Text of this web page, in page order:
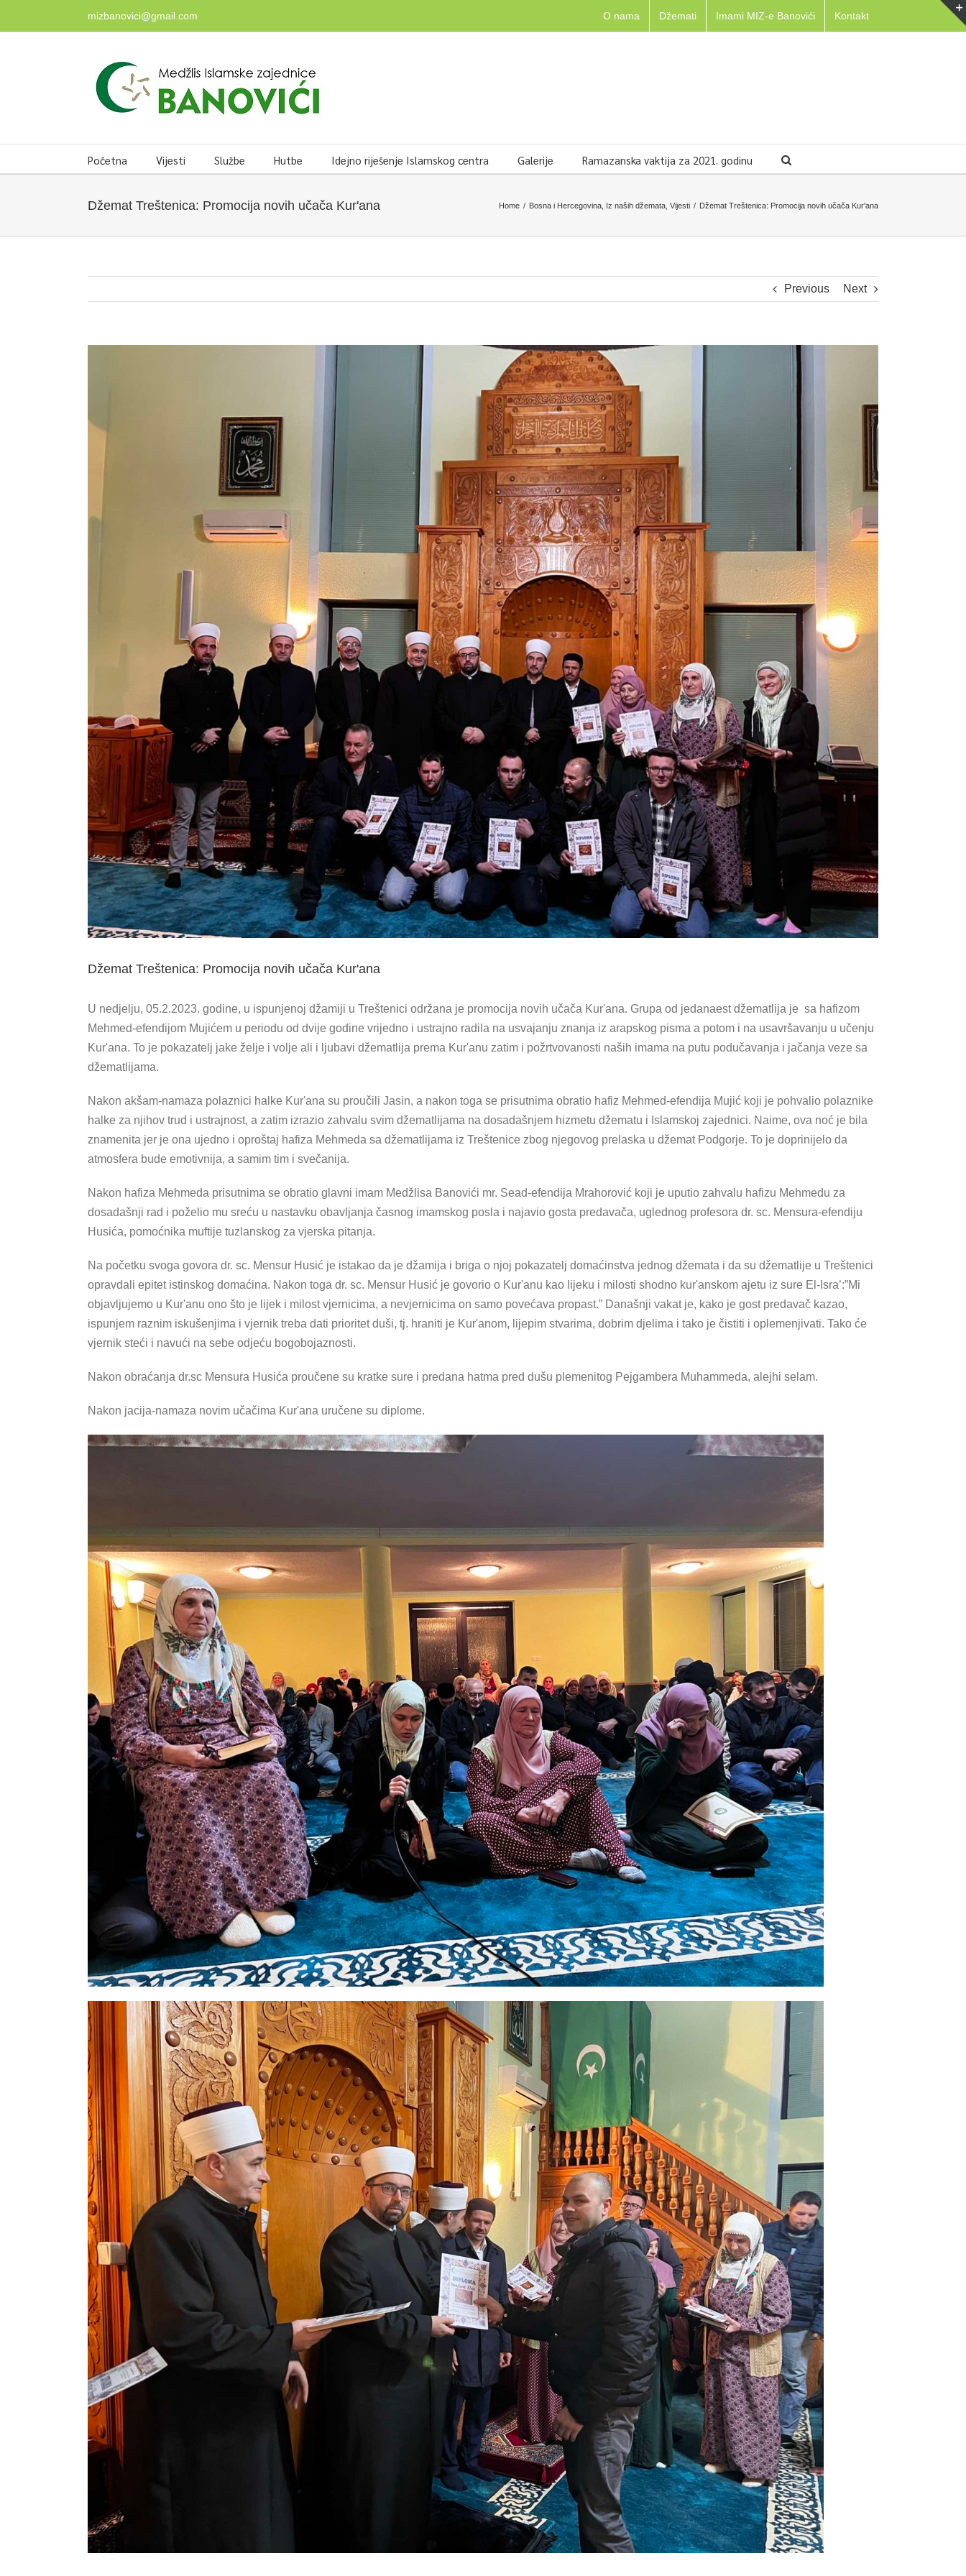
mizbanovici@gmail.com O nama Džemati Imami MIZ-e Banovići Kontakt
Početna Vijesti Službe Hutbe Idejno riješenje Islamskog centra Galerije Ramazanska vaktija za 2021. godinu
Džemat Treštenica: Promocija novih učača Kur'ana Home / Bosna i Hercegovina Iz naših džemata Vijesti / Džemat Treštenica: Promocija novih učača Kur'ana
Previous Next
Džemat Treštenica: Promocija novih učača Kur'ana
U nedjelju, 05.2.2023. godine, u ispunjenoj džamiji u Treštenici održana je promocija novih učača Kur'ana. Grupa od jedanaest džematlija je sa hafizom
Mehmed-efendijom Mujićem u periodu od dvije godine vrijedno i ustrajno radila na usvajanju znanja iz arapskog pisma a potom i na usavršavanju u učenju
Kur'ana. To je pokazatelj jake želje i volje ali i ljubavi džematlija prema Kur'anu zatim i požrtvovanosti naših imama na putu podučavanja i jačanja veze sa
džematlijama.
Nakon akšam-namaza polaznici halke Kur'ana su proučili Jasin, a nakon toga se prisutnima obratio hafiz Mehmed-efendija Mujić koji je pohvalio polaznike
halke za njihov trud i ustrajnost, a zatim izrazio zahvalu svim džematlijama na dosadašnjem hizmetu džematu i Islamskoj zajednici. Naime, ova noć je bila
znamenita jer je ona ujedno i oproštaj hafiza Mehmeda sa džematlijama iz Treštenice zbog njegovog prelaska u džemat Podgorje. To je doprinijelo da
atmosfera bude emotivnija, a samim tim i svečanija.
Nakon hafiza Mehmeda prisutnima se obratio glavni imam Medžlisa Banovići mr. Sead-efendija Mrahorović koji je uputio zahvalu hafizu Mehmedu za
dosadašnji rad i poželio mu sreću u nastavku obavljanja časnog imamskog posla i najavio gosta predavača, uglednog profesora dr. sc. Mensura-efendiju
Husića, pomoćnika muftije tuzlanskog za vjerska pitanja.
Na početku svoga govora dr. sc. Mensur Husić je istakao da je džamija i briga o njoj pokazatelj domaćinstva jednog džemata i da su džematlije u Treštenici
opravdali epitet istinskog domaćina. Nakon toga dr. sc. Mensur Husić je govorio o Kur'anu kao lijeku i milosti shodno kur'anskom ajetu iz sure El-Isra’:”Mi
objavljujemo u Kur'anu ono što je lijek i milost vjernicima, a nevjernicima on samo povećava propast.” Današnji vakat je, kako je gost predavač kazao,
ispunjem raznim iskušenjima i vjernik treba dati prioritet duši, tj. hraniti je Kur'anom, lijepim stvarima, dobrim djelima i tako je čistiti i oplemenjivati. Tako će
vjernik steći i navući na sebe odjeću bogobojaznosti.
Nakon obraćanja dr.sc Mensura Husića proučene su kratke sure i predana hatma pred dušu plemenitog Pejgambera Muhammeda, alejhi selam.
Nakon jacija-namaza novim učačima Kur'ana uručene su diplome.